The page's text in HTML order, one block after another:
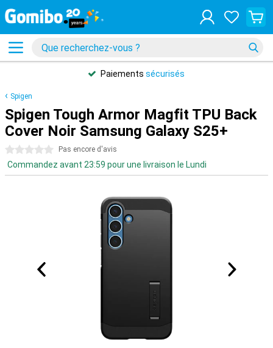
Paiements sécurisés
Spigen
Spigen Tough Armor Magfit TPU Back
Cover Noir Samsung Galaxy S25+
0 étoiles Pas encore d'avis
Commandez avant 23:59 pour une livraison le Lundi